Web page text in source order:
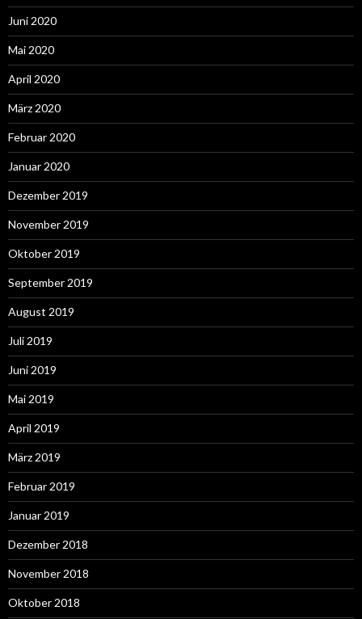
Juni 2020
Mai 2020
April 2020
März 2020
Februar 2020
Januar 2020
Dezember 2019
November 2019
Oktober 2019
September 2019
August 2019
Juli 2019
Juni 2019
Mai 2019
April 2019
März 2019
Februar 2019
Januar 2019
Dezember 2018
November 2018
Oktober 2018